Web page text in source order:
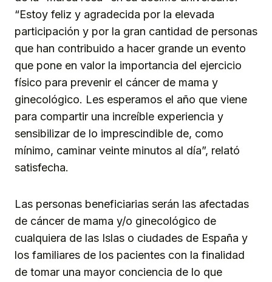
“Estoy feliz y agradecida por la elevada
participación y por la gran cantidad de personas
que han contribuido a hacer grande un evento
que pone en valor la importancia del ejercicio
físico para prevenir el cáncer de mama y
ginecológico. Les esperamos el año que viene
para compartir una increíble experiencia y
sensibilizar de lo imprescindible de, como
mínimo, caminar veinte minutos al día”, relató
satisfecha.
Las personas beneficiarias serán las afectadas
de cáncer de mama y/o ginecológico de
cualquiera de las Islas o ciudades de España y
los familiares de los pacientes con la finalidad
de tomar una mayor conciencia de lo que